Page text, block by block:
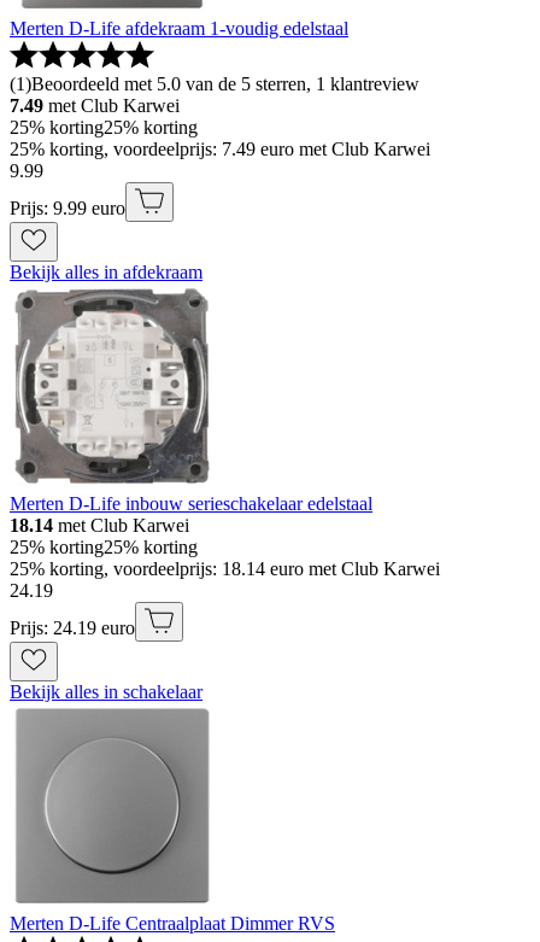
Merten D-Life afdekraam 1-voudig edelstaal
(1)Beoordeeld met 5.0 van de 5 sterren, 1 klantreview
7.49 met Club Karwei
25% korting25% korting
25% korting, voordeelprijs: 7.49 euro met Club Karwei
9.99
Prijs: 9.99 euro
Bekijk alles in afdekraam
Merten D-Life inbouw serieschakelaar edelstaal
18.14 met Club Karwei
25% korting25% korting
25% korting, voordeelprijs: 18.14 euro met Club Karwei
24.19
Prijs: 24.19 euro
Bekijk alles in schakelaar
Merten D-Life Centraalplaat Dimmer RVS